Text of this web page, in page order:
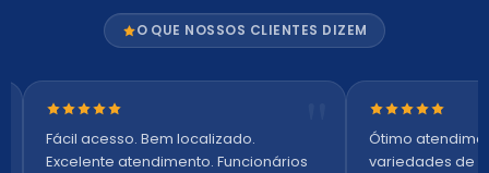
O QUE NOSSOS CLIENTES DIZEM
Nota 5 de 5 estrelas
Fácil acesso. Bem localizado.
Excelente atendimento. Funcionários
Nota 5 de 5
Ótimo
variedades de